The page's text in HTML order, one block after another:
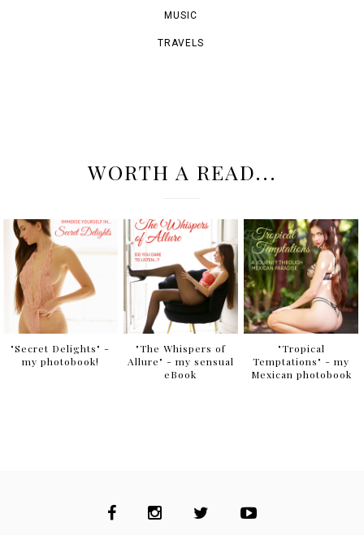
MUSIC
TRAVELS
WORTH A READ...
"Secret Delights" -
my photobook!
"The Whispers of
Allure" - my sensual
eBook
"Tropical
Temptations" - my
Mexican photobook